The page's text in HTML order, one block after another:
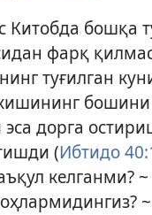
Китобда бошқа
фарқ
туғилган
эса дорга
(Ибтидо
келганми?
~